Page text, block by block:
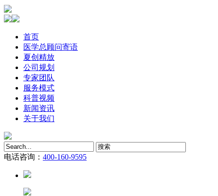
首页
医学总顾问寄语
夏创精放
公司规划
专家团队
服务模式
科普视频
新闻资讯
关于我们
电话咨询： 400-160-9595